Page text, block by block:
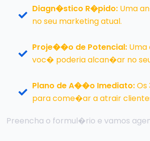
Diagn�stico R�pido:Uma
no seu marketing atual.
Proje��o de Potencial:Uma
voc� poderia alcan�ar no
Plano de A��o Imediato:Os
para come�ar a atrair
Preencha o formul�rio e vamos